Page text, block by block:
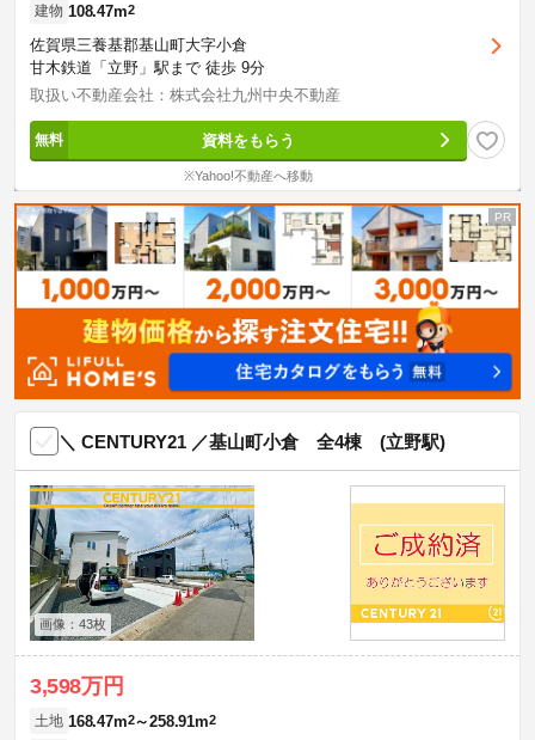
建物 108.47m2
佐賀県三養基郡基山町大字小倉
甘木鉄道「立野」駅まで 徒歩 9分
取扱い不動産会社：株式会社九州中央不動産
資料をもらう
※Yahoo!不動産へ移動
＼ CENTURY21 ／基山町小倉 全4棟 (立野駅)
画像：43枚
3,598万円
土地 168.47m2～258.91m2